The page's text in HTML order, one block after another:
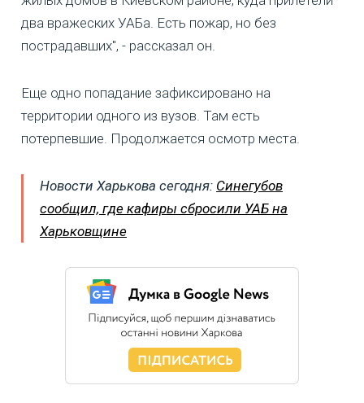
два вражеских УАБа. Есть пожар, но без
пострадавших", - рассказал он.
Еще одно попадание зафиксировано на
территории одного из вузов. Там есть
потерпевшие. Продолжается осмотр места.
Новости Харькова сегодня: Синегубов
сообщил, где кафиры сбросили УАБ на
Харьковщине